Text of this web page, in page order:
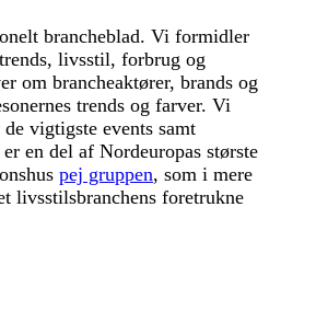
brancheblad. Vi formidler
livsstil, forbrug og
om brancheaktører, brands og
trends og farver. Vi
vigtigste events samt
en del af Nordeuropas største
pej gruppen, som i mere
livsstilsbranchens foretrukne